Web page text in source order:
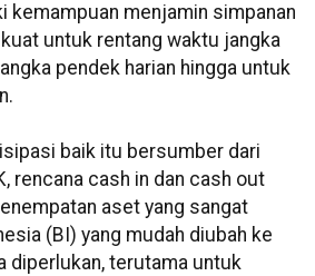
kemampuan menjamin simpanan
untuk rentang waktu jangka
pendek harian hingga untuk
baik itu bersumber dari
rencana cash in dan cash out
aset yang sangat
(BI) yang mudah diubah ke
diperlukan, terutama untuk